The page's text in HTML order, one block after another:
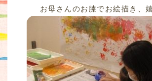
お母さんのお膝でお絵描き、